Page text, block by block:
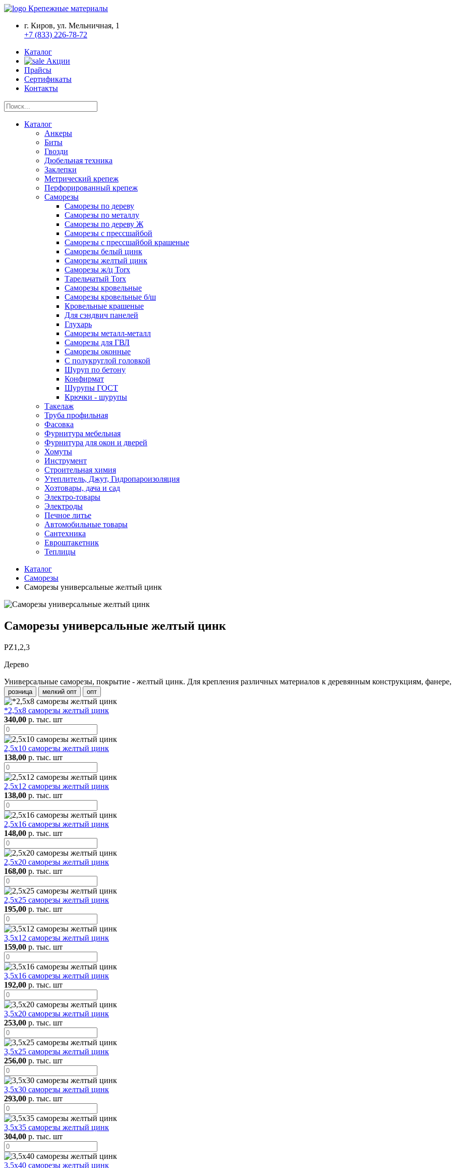
Крепежные материалы
г. Киров, ул. Мельничная, 1
+7 (833) 226-78-72
Каталог
Акции
Прайсы
Сертификаты
Контакты
Каталог
Анкеры
Биты
Гвозди
Дюбельная техника
Заклепки
Метрический крепеж
Перфорированный крепеж
Саморезы
Саморезы по дереву
Саморезы по металлу
Саморезы по дереву Ж
Саморезы с прессшайбой
Саморезы с прессшайбой крашеные
Саморезы белый цинк
Саморезы желтый цинк
Саморезы ж/ц Torx
Тарельчатый Torx
Саморезы кровельные
Саморезы кровельные б/ш
Кровельные крашеные
Для сэндвич панелей
Глухарь
Саморезы металл-металл
Саморезы для ГВЛ
Саморезы оконные
С полукруглой головкой
Шуруп по бетону
Конфирмат
Шурупы ГОСТ
Крючки - шурупы
Такелаж
Труба профильная
Фасовка
Фурнитура мебельная
Фурнитура для окон и дверей
Хомуты
Инструмент
Строительная химия
Утеплитель, Джут, Гидропароизоляция
Хозтовары, дача и сад
Электро-товары
Электроды
Печное литье
Автомобильные товары
Сантехника
Евроштакетник
Теплицы
Каталог
Саморезы
Саморезы универсальные желтый цинк
Саморезы универсальные желтый цинк
PZ1,2,3
Дерево
Универсальные саморезы, покрытие - желтый цинк. Для крепления различных материалов к деревянным конструкциям,
розница мелкий опт опт
*2,5х8 саморезы желтый цинк
340,00 р. тыс. шт
2,5х10 саморезы желтый цинк
138,00 р. тыс. шт
2,5х12 саморезы желтый цинк
138,00 р. тыс. шт
2,5х16 саморезы желтый цинк
148,00 р. тыс. шт
2,5х20 саморезы желтый цинк
168,00 р. тыс. шт
2,5х25 саморезы желтый цинк
195,00 р. тыс. шт
3,5х12 саморезы желтый цинк
159,00 р. тыс. шт
3,5х16 саморезы желтый цинк
192,00 р. тыс. шт
3,5х20 саморезы желтый цинк
253,00 р. тыс. шт
3,5х25 саморезы желтый цинк
256,00 р. тыс. шт
3,5х30 саморезы желтый цинк
293,00 р. тыс. шт
3,5х35 саморезы желтый цинк
304,00 р. тыс. шт
3,5х40 саморезы желтый цинк